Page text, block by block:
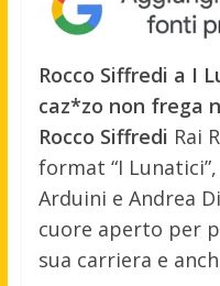
Rocco Siffredi a I
caz*zo non frega
Rocco Siffredi Rai
format “I
Arduini e Andrea
cuore aperto per
sua carriera e